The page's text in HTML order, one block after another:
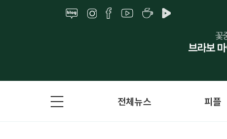
전체뉴스 피플